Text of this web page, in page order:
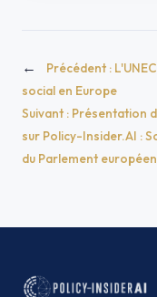
← Précédent :
social en Europe
Suivant : Présentation
sur Policy-Insider.AI :
du Parlement